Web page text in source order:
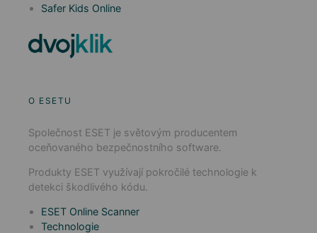
Safer Kids Online
O ESETU
Společnost ESET je světovým producentem
oceňovaného bezpečnostního software.
Produkty ESET využívají pokročilé technologie k
detekci škodlivého kódu.
ESET Online Scanner
Technologie